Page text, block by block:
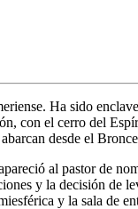
Ha sido
con el cerro del
desde el
al pastor de
y la decisión de
y la sala de